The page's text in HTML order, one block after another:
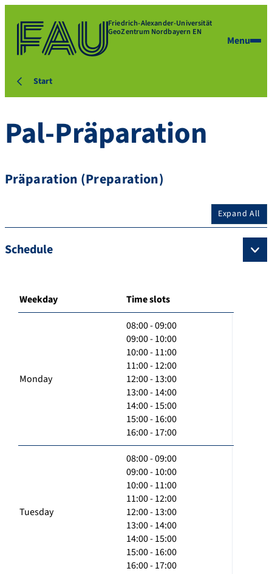
Friedrich-Alexander-Universität
GeoZentrum Nordbayern EN
Menu
Start
Pal-Präparation
Präparation (Preparation)
Expand All
Schedule
Weekday Time slots
Monday
08:00 - 09:00
09:00 - 10:00
10:00 - 11:00
11:00 - 12:00
12:00 - 13:00
13:00 - 14:00
14:00 - 15:00
15:00 - 16:00
16:00 - 17:00
Tuesday
08:00 - 09:00
09:00 - 10:00
10:00 - 11:00
11:00 - 12:00
12:00 - 13:00
13:00 - 14:00
14:00 - 15:00
15:00 - 16:00
16:00 - 17:00